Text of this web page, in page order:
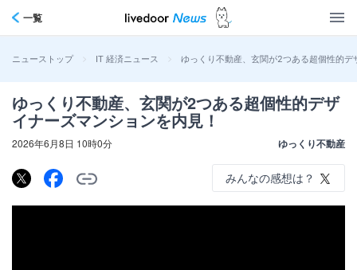
一覧
ニューストップ > IT 経済ニュース > ゆっくり不動産、玄関が2つある超個性的
ゆっくり不動産、玄関が2つある超個性的デザ
イナーズマンションを内見！
2026年6月8日 10時0分 ゆっくり不動産
みんなの感想は？